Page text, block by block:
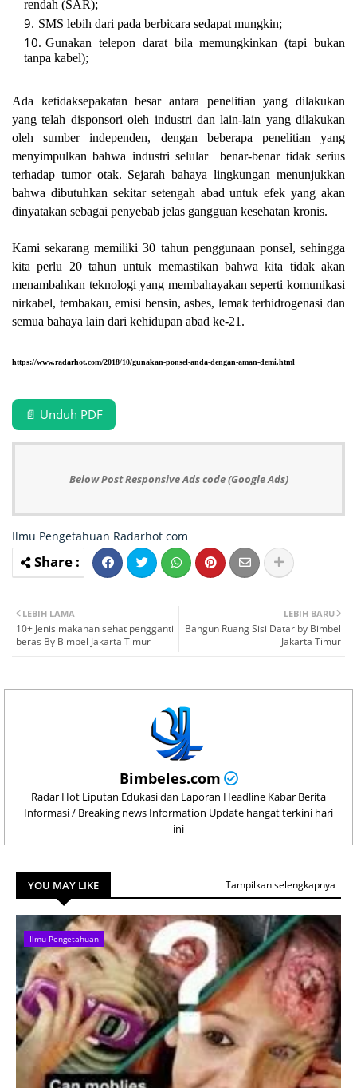
rendah (SAR);
SMS lebih dari pada berbicara sedapat mungkin;
Gunakan telepon darat bila memungkinkan (tapi bukan
tanpa kabel);
Ada ketidaksepakatan besar antara penelitian yang dilakukan
yang telah disponsori oleh industri dan lain-lain yang dilakukan
oleh sumber independen, dengan beberapa penelitian yang
menyimpulkan bahwa industri selular benar-benar tidak serius
terhadap tumor otak. Sejarah bahaya lingkungan menunjukkan
bahwa dibutuhkan sekitar setengah abad untuk efek yang akan
dinyatakan sebagai penyebab jelas gangguan kesehatan kronis.
Kami sekarang memiliki 30 tahun penggunaan ponsel, sehingga
kita perlu 20 tahun untuk memastikan bahwa kita tidak akan
menambahkan teknologi yang membahayakan seperti komunikasi
nirkabel, tembakau, emisi bensin, asbes, lemak terhidrogenasi dan
semua bahaya lain dari kehidupan abad ke-21.
https://www.radarhot.com/2018/10/gunakan-ponsel-anda-dengan-aman-demi.html
📄 Unduh PDF
Below Post Responsive Ads code (Google Ads)
Ilmu Pengetahuan Radarhot com
LEBIH BARU
Bangun Ruang Sisi Datar by Bimbel
Jakarta Timur
LEBIH LAMA
10+ Jenis makanan sehat pengganti
beras By Bimbel Jakarta Timur
Bimbeles.com
Radar Hot Liputan Edukasi dan Laporan Headline Kabar Berita
Informasi / Breaking news Information Update hangat terkini hari
ini
YOU MAY LIKE Tampilkan selengkapnya
Ilmu Pengetahuan